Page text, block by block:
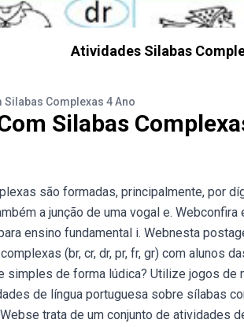
Atividades Silabas
Silabas Complexas 4 Ano
Silabas
são formadas, principalmente, por
a junção de uma vogal e.
ensino fundamental i. Webnesta
(br, cr, dr, pr, fr, gr) com alunos
simples de forma lúdica? Utilize jogos de
de língua portuguesa sobre sílabas
trata de um conjunto de atividades